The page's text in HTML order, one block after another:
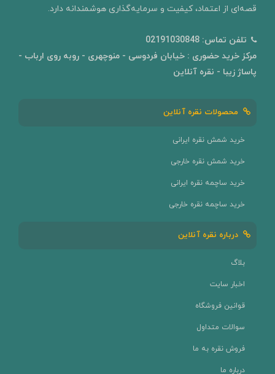
قصه‌ای از اعتماد، کیفیت و سرمایه‌گذاری هوشمندانه دارد.
تلفن تماس: 02191030848
مرکز خرید حضوری : خیابان فردوسی - منوچهری - روبه روی ارباب -
پاساژ زیبا - نقره آنلاین
محصولات نقره آنلاین
خرید شمش نقره ایرانی
خرید شمش نقره خارجی
خرید ساچمه نقره ایرانی
خرید ساچمه نقره خارجی
درباره نقره آنلاین
بلاگ
اخبار سایت
قوانین فروشگاه
سوالات متداول
فروش نقره به ما
درباره ما